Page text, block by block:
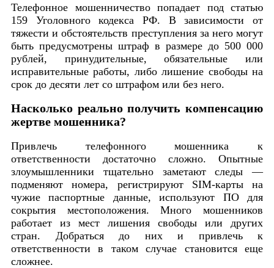
Телефонное мошенничество попадает под статью
159 Уголовного кодекса РФ. В зависимости от
тяжести и обстоятельств преступления за него могут
быть предусмотрены штраф в размере до 500 000
рублей, принудительные, обязательные или
исправительные работы, либо лишение свободы на
срок до десяти лет со штрафом или без него.
Насколько реально получить компенсацию
жертве мошенника?
Привлечь телефонного мошенника к
ответственности достаточно сложно. Опытные
злоумышленники тщательно заметают следы —
подменяют номера, регистрируют SIM-карты на
чужие паспортные данные, используют ПО для
сокрытия местоположения. Много мошенников
работает из мест лишения свободы или других
стран. Добраться до них и привлечь к
ответственности в таком случае становится еще
сложнее.